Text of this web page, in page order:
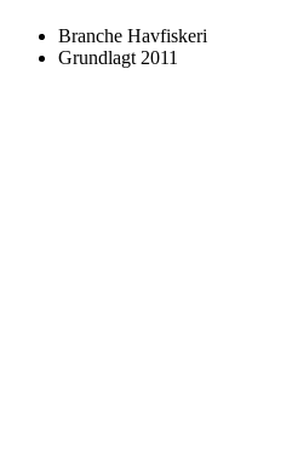
Branche Havfiskeri
Grundlagt 2011